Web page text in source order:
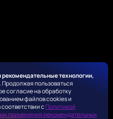
технологии,
пользоваться
согласие на обработку
файлов cookies и
с Политикой
применения рекомендательных